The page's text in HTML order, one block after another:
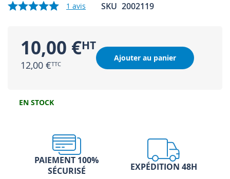
images
1 avis SKU 2002119
10,00 €
12,00 €
Ajouter au panier
EN STOCK
PAIEMENT 100%
SÉCURISÉ
EXPÉDITION 48H